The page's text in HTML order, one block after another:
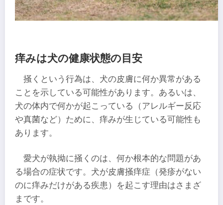
痒みは犬の健康状態の目安
掻くという行為は、犬の皮膚に何か異常がある
ことを示している可能性があります。あるいは、
犬の体内で何かが起こっている（アレルギー反応
や真菌など）ために、痒みが生じている可能性も
あります。
愛犬が執拗に掻くのは、何か根本的な問題があ
る場合の症状です。犬が皮膚掻痒症（発疹がない
のに痒みだけがある疾患）を起こす理由はさまざ
まです。